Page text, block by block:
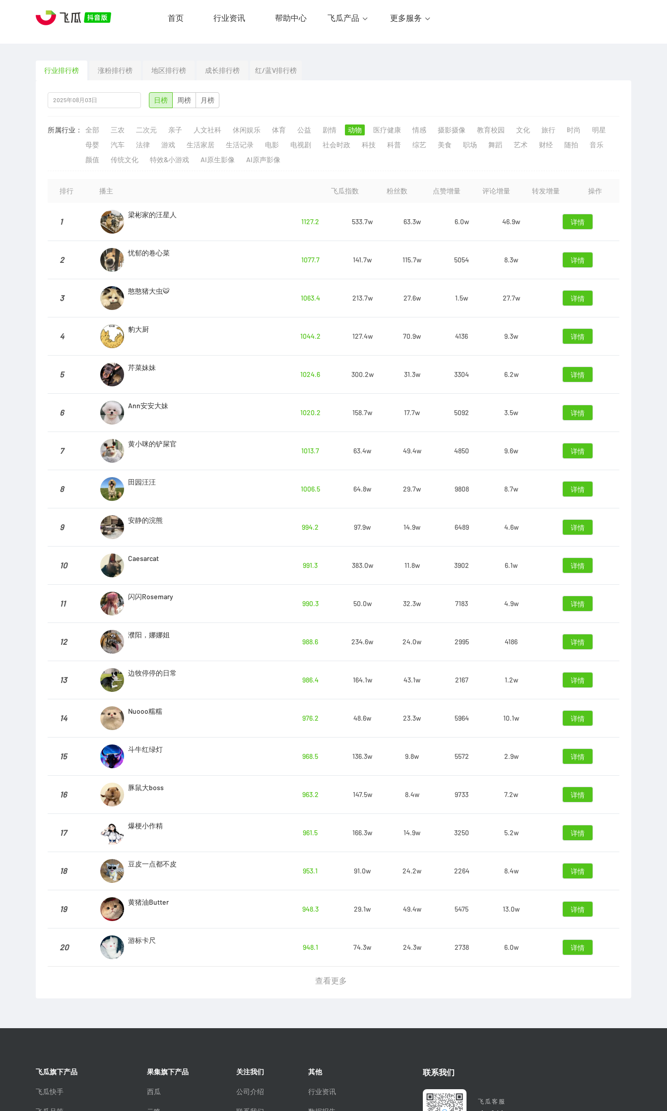
首页 行业资讯 帮助中心 飞瓜产品 更多服务
行业排行榜 涨粉排行榜 地区排行榜 成长排行榜 红/蓝V排行榜
日榜 周榜 月榜
所属行业： 全部 三农 二次元 亲子 人文社科 休闲娱乐 体育 公益 剧情 动物 医疗健康 情感 摄影摄像 教育校园 文化 旅行 时尚
明星
母婴
汽车 法律 游戏 生活家居 生活记录 电影 电视剧 社会时政 科技 科普 综艺 美食 职场 舞蹈 艺术 财经 随拍
音乐
颜值
传统文化 特效&小游戏 AI原生影像 AI原声影像
排行 播主 飞瓜指数 粉丝数 点赞增量 评论增量 转发增量 操作
1
梁彬家的汪星人
1127.2
533.7w 63.3w 6.0w 46.9w 详情
2
忧郁的卷心菜
1077.7
141.7w 115.7w 5054 8.3w 详情
3
憨憨猪大虫🐯
1063.4
213.7w 27.6w 1.5w 27.7w 详情
4
豹大厨
1044.2
127.4w 70.9w 4136 9.3w 详情
5
芹菜妹妹
1024.6
300.2w 31.3w 3304 6.2w 详情
6
Ann安安大妹
1020.2
158.7w 17.7w 5092 3.5w 详情
7
黄小咪的铲屎官
1013.7
63.4w 49.4w 4850 9.6w 详情
8
田园汪汪
1006.5
64.8w 29.7w 9808 8.7w 详情
9
安静的浣熊
994.2
97.9w 14.9w 6489 4.6w 详情
10
Caesarcat
991.3
383.0w 11.8w 3902 6.1w 详情
11
闪闪Rosemary
990.3
50.0w 32.3w 7183 4.9w 详情
12
濮阳，娜娜姐
988.6
234.6w 24.0w 2995 4186 详情
13
边牧停停的日常
986.4
164.1w 43.1w 2167 1.2w 详情
14
Nuooo糯糯
976.2
48.6w 23.3w 5964 10.1w 详情
15
斗牛红绿灯
968.5
136.3w 9.8w 5572 2.9w 详情
16
豚鼠大boss
963.2
147.5w 8.4w 9733 7.2w 详情
17
爆梗小作精
961.5
166.3w 14.9w 3250 5.2w 详情
18
豆皮一点都不皮
953.1
91.0w 24.2w 2264 8.4w 详情
19
黄猪油Butter
948.3
29.1w 49.4w 5475 13.0w 详情
20
游标卡尺
948.1
74.3w 24.3w 2738 6.0w 详情
查看更多
飞瓜旗下产品
飞瓜快手
果集旗下产品
西瓜
关注我们
公司介绍
其他
行业资讯
联系我们
飞瓜客服